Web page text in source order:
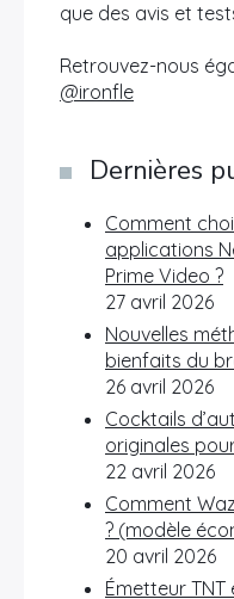
que des avis et
Retrouvez-nous
@ironfle
Dernières
Comment
applications
Prime Video ?
27 avril 2026
Nouvelles
bienfaits du
26 avril 2026
Cocktails
originales
22 avril 2026
Comment
? (modèle
20 avril 2026
Émetteur